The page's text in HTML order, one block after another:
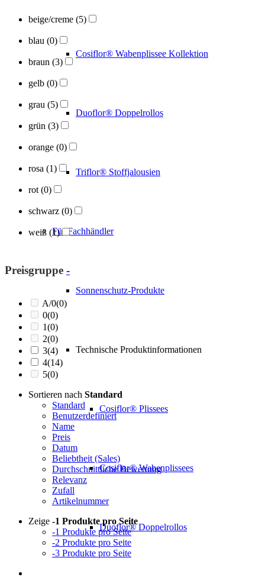
Cosiflor® Wabenplissee Kollektion
Duoflor® Doppelrollos
Triflor® Stoffjalousien
Für Fachhändler
Sonnenschutz-Produkte
Technische Produktinformationen
Cosiflor® Plissees
Cosiflor® Wabenplissees
Duoflor® Doppelrollos
beige/creme (5)
blau (0)
braun (3)
gelb (0)
grau (5)
grün (3)
orange (0)
rosa (1)
rot (0)
schwarz (0)
weiß (1)
Preisgruppe -
A/0(0)
0(0)
1(0)
2(0)
3(4)
4(14)
5(0)
Sortieren nach Standard
Standard
Benutzerdefiniert
Name
Preis
Datum
Beliebtheit (Sales)
Durchschnittliche Bewertung
Relevanz
Zufall
Artikelnummer
Zeige -1 Produkte pro Seite
-1 Produkte pro Seite
-2 Produkte pro Seite
-3 Produkte pro Seite